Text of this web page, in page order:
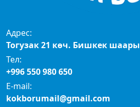
Адрес:
Тогузак 21 көч. Бишкек шаары
Тел:
+996 550 980 650
E-mail:
kokborumail@gmail.com